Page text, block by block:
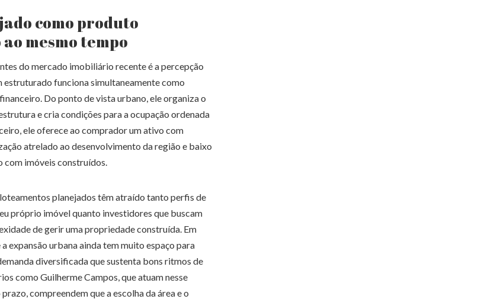
como produto
mesmo tempo
do mercado imobiliário recente é a percepção
estruturado funciona simultaneamente como
Do ponto de vista urbano, ele organiza o
e cria condições para a ocupação ordenada
ele oferece ao comprador um ativo com
atrelado ao desenvolvimento da região e baixo
com imóveis construídos.
planejados têm atraído tanto perfis de
próprio imóvel quanto investidores que buscam
de gerir uma propriedade construída. Em
expansão urbana ainda tem muito espaço para
diversificada que sustenta bons ritmos de
como Guilherme Campos, que atuam nesse
compreendem que a escolha da área e o